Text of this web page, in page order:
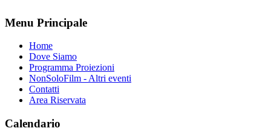
Menu Principale
Home
Dove Siamo
Programma Proiezioni
NonSoloFilm - Altri eventi
Contatti
Area Riservata
Calendario